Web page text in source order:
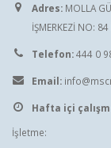
Adres: MOLLA
İŞMERKEZİ NO:
Telefon:444 0
Email:
Hafta içi
İşletme: